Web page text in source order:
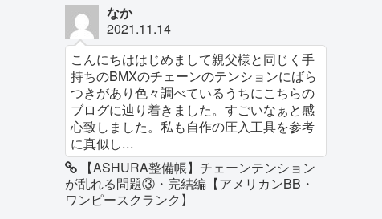
なか
2021.11.14
こんにちははじめまして親父様と同じく手
持ちのBMXのチェーンのテンションにばら
つきがあり色々調べているうちにこちらの
ブログに辿り着きました。すごいなぁと感
心致しました。私も自作の圧入工具を参考
に真似し...
【ASHURA整備帳】チェーンテンション
が乱れる問題③・完結編【アメリカンBB・
ワンピースクランク】